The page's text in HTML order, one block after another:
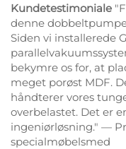
Kundetestimoniale
denne
Siden vi installerede
bekymre os for, at
meget porøst MDF.
håndterer vores
overbelastet. Det er
ingeniørløsning." —
specialmøbelsmed